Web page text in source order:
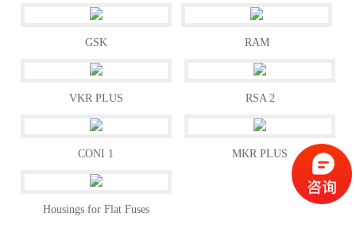
GSK RAM
VKR PLUS RSA 2
CONI 1 MKR PLUS
Housings for Flat Fuses